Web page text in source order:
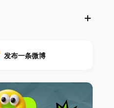
发布一条微博